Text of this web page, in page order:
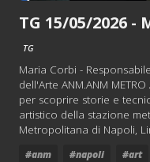
TG 15/05/2026 -
TG
Maria Corbi -
dell'Arte ANM.ANM
per scoprire storie e
artistico della stazione
Metropolitana di Napoli,
#anm #napoli #art